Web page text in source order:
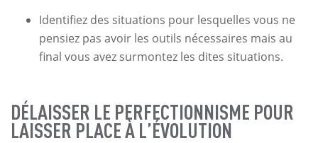
Identifiez des situations pour lesquelles vous ne
pensiez pas avoir les outils nécessaires mais au
final vous avez surmontez les dites situations.
DÉLAISSER LE PERFECTIONNISME POUR
LAISSER PLACE À L’ÉVOLUTION